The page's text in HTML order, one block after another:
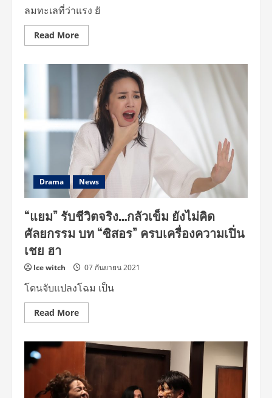
ลมทะเลที่ว่าแรง ยั
Read MoreRead
more
ฟาด
“ริว”
แพ้
น็อก…
จม
ทะเล
Drama News
“แยม” รับชีวิตจริง…กลัวเข็ม ยังไม่คิด
ศัลยกรรม บท “ซิสอร” ครบเครื่องความเปิ่น
เชย ฮา
Ice witch 07 กันยายน 2021
โดนจับแปลงโฉม เป็น
Read MoreRead
more
รับ
ชีวิต
จริง…
กลัว
เข็ม
ยัง